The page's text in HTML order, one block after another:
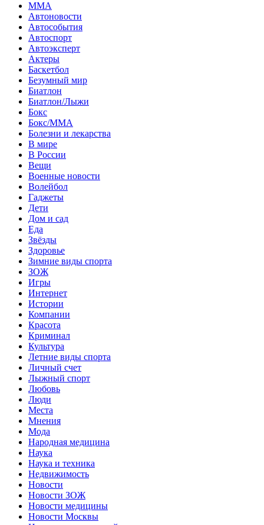
MMA
Автоновости
Автособытия
Автоспорт
Автоэксперт
Актеры
Баскетбол
Безумный мир
Биатлон
Биатлон/Лыжи
Бокс
Бокс/MMA
Болезни и лекарства
В мире
В России
Вещи
Военные новости
Волейбол
Гаджеты
Дети
Дом и сад
Еда
Звёзды
Здоровье
Зимние виды спорта
ЗОЖ
Игры
Интернет
Истории
Компании
Красота
Криминал
Культура
Летние виды спорта
Личный счет
Лыжный спорт
Любовь
Люди
Места
Мнения
Мода
Народная медицина
Наука
Наука и техника
Недвижимость
Новости
Новости ЗОЖ
Новости медицины
Новости Москвы